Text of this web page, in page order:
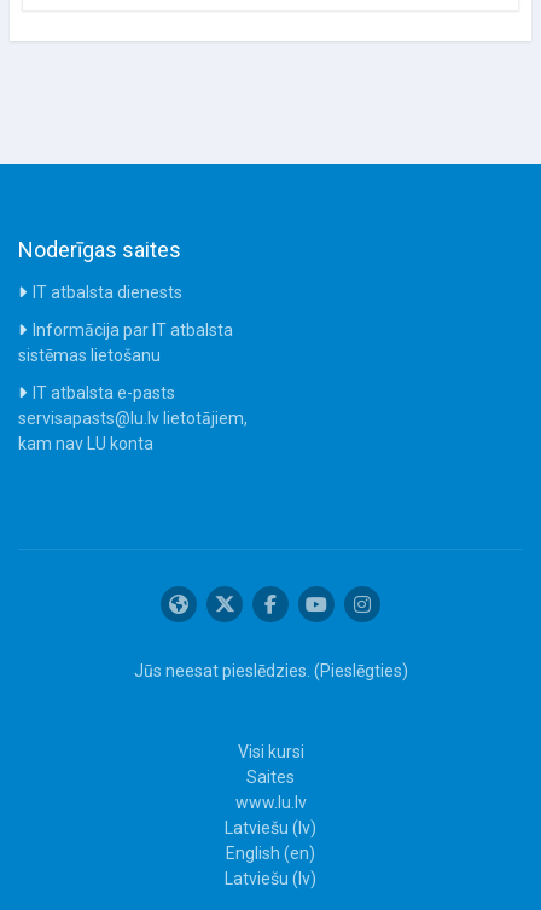
Noderīgas saites
IT atbalsta dienests
Informācija par IT atbalsta
sistēmas lietošanu
IT atbalsta e-pasts
servisapasts@lu.lv lietotājiem,
kam nav LU konta
Jūs neesat pieslēdzies. (Pieslēgties)
Visi kursi
Saites
www.lu.lv
Latviešu ‎(lv)‎
English ‎(en)‎
Latviešu ‎(lv)‎